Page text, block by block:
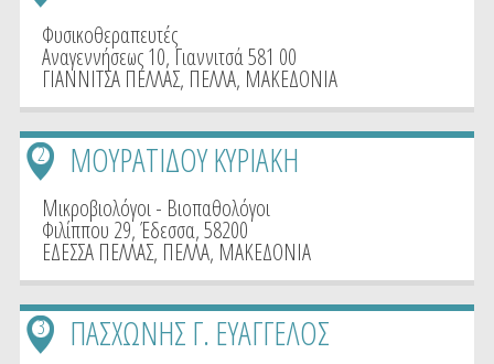
Φυσικοθεραπευτές
Αναγεννήσεως 10, Γιαννιτσά 581 00
ΓΙΑΝΝΙΤΣΑ ΠΕΛΛΑΣ, ΠΕΛΛΑ, ΜΑΚΕΔΟΝΙΑ
ΜΟΥΡΑΤΙΔΟΥ ΚΥΡΙΑΚΗ
2
Μικροβιολόγοι - Βιοπαθολόγοι
Φιλίππου 29, Έδεσσα, 58200
ΕΔΕΣΣΑ ΠΕΛΛΑΣ, ΠΕΛΛΑ, ΜΑΚΕΔΟΝΙΑ
ΠΑΣΧΩΝΗΣ Γ. ΕΥΑΓΓΕΛΟΣ
3